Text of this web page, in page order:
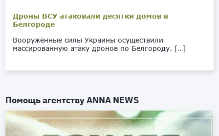
Дроны ВСУ атаковали десятки домов в
Белгороде
Вооружённые силы Украины осуществили
массированную атаку дронов по Белгороду. […]
Помощь агентствуANNA NEWS